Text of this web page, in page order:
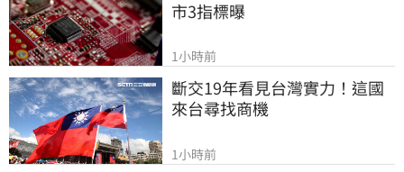
市3指標曝
1小時前
斷交19年看見台灣實力！這國
來台尋找商機
1小時前